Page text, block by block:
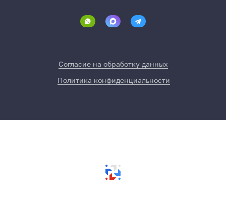
Согласие на обработку данных
Политика конфиденциальности